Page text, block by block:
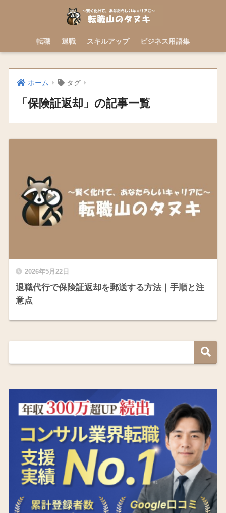
転職 退職 スキルアップ ビジネス用語集
ホーム タグ
「保険証返却」の記事一覧
2026年5月22日
退職代行で保険証返却を郵送する方法｜手順と注
意点